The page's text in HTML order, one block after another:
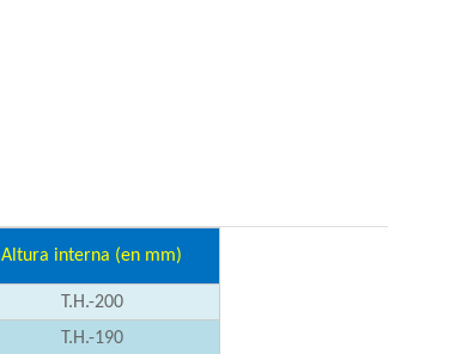
Altura interna (en mm)
T.H.-200
T.H.-190